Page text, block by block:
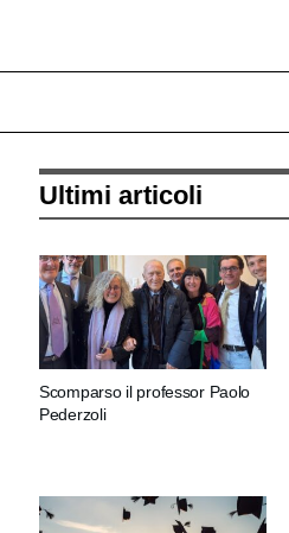
Ultimi articoli
Scomparso il professor Paolo
Pederzoli